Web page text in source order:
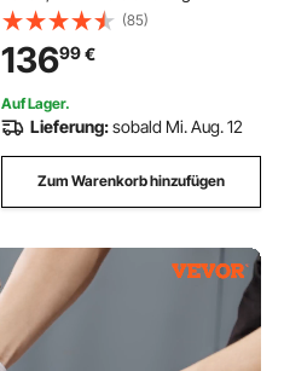
Rückenlehne Tasche
Gehstockhalter, Höheverstellbare
Laufhilfe mit Feststellfunktion für
Senioren, Blau
(85)
13699€
Auf Lager.
Lieferung:sobald Mi. Aug. 12
Zum Warenkorb hinzufügen